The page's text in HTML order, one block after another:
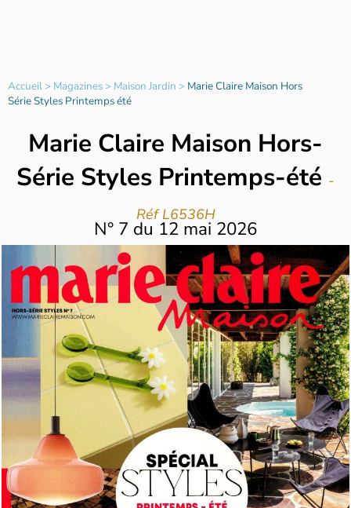
Accueil> Magazines> Maison Jardin > Marie Claire Maison Hors
Série Styles Printemps été
Marie Claire Maison Hors-
Série Styles Printemps-été -
Réf L6536H
N° 7 du 12 mai 2026